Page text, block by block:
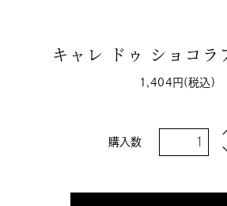
キャレ ドゥ ショコラ
1,404円(税込)
購入数